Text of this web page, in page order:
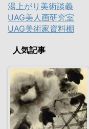
湯上がり美術談義
UAG美人画研究室
UAG美術家資料棚
人気記事